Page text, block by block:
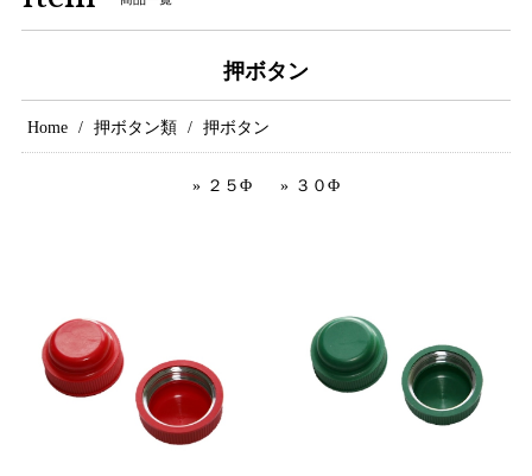
押ボタン
Home 押ボタン類 押ボタン
２５Φ ３０Φ